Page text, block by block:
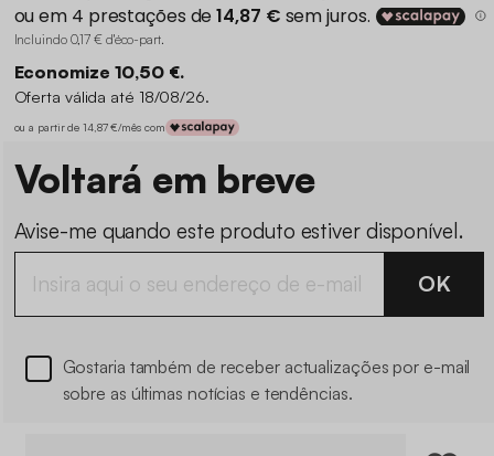
Incluindo 0,17 € d'éco-part.
Economize 10,50 €.
Oferta válida até 18/08/26.
ou a partir de 14,87 €/mês com
Voltará em breve
Avise-me quando este produto estiver disponível.
OK
Gostaria também de receber actualizações por e-mail
sobre as últimas notícias e tendências.